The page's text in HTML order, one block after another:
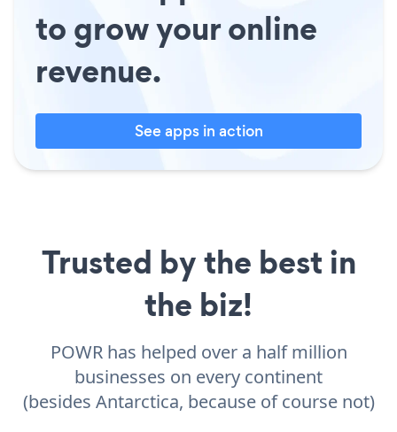
to grow your online
revenue.
See apps in action
Trusted by the best in
the biz!
POWR has helped over a half million
businesses on every continent
(besides Antarctica, because of course not)